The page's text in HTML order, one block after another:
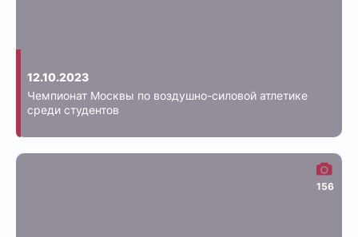
12.10.2023
Чемпионат Москвы по воздушно-силовой атлетике
среди студентов
156